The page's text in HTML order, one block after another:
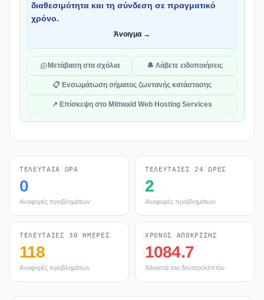
διαθεσιμότητα και τη σύνδεση σε πραγματικό
χρόνο.
Άνοιγμα →
Μετάβαση στα σχόλια 🔔 Λάβετε ειδοποιήσεις
📋 Ενσωμάτωση σήματος ζωντανής κατάστασης
↗ Επίσκεψη στο Mittwald Web Hosting Services
ΤΕΛΕΥΤΑΊΑ ΏΡΑ
0
Αναφορές προβλημάτων
ΤΕΛΕΥΤΑΊΕΣ 24 ΏΡΕΣ
2
Αναφορές προβλημάτων
ΤΕΛΕΥΤΑΊΕΣ 30 ΗΜΈΡΕΣ
118
Αναφορές προβλημάτων
ΧΡΌΝΟΣ ΑΠΌΚΡΙΣΗΣ
1084.7
Χιλιοστά του δευτερολέπτου